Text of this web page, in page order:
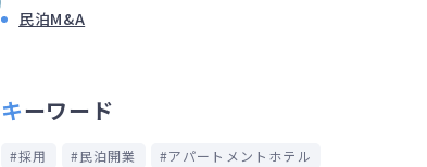
民泊M&A
キーワード
採用 民泊開業
アパートメントホテル